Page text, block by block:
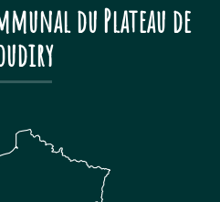
du Plateau de